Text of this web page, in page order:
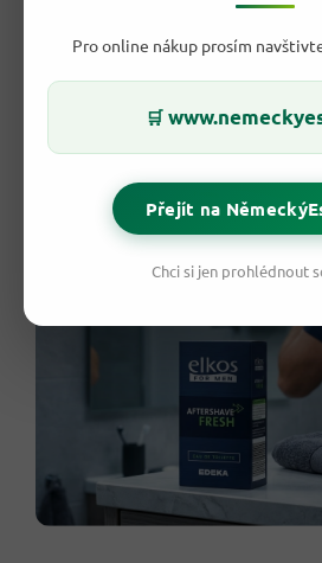
Pro online nákup prosím
🛒
Přejít na
kombinuje svěžest s lehkou péčí,
kteří chtějí po holení rychlý, čistý a
Produkt pochází z Německa a nese
Elkos: srozumitelný obal, funkční
a výkonu pro každodenní použití.